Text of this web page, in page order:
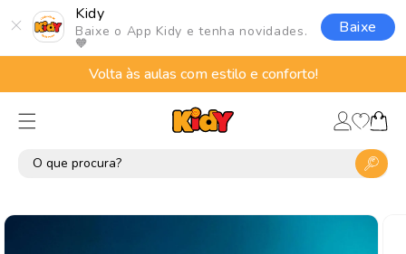
Kidy
Baixe o App Kidy e tenha novidades.
🧡
Baixe
para o
conteúdo
Volta às aulas com estilo e conforto!
Fazer
login
Lista
deCarrinho